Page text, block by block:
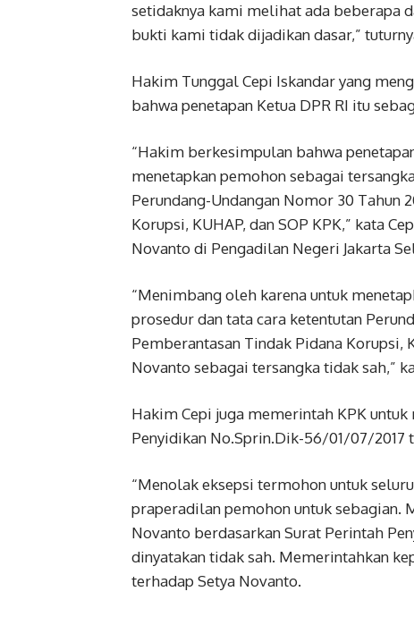
setidaknya kami melihat ada beberapa
bukti kami tidak dijadikan dasar,”
Hakim Tunggal Cepi Iskandar yang
bahwa penetapan Ketua DPR RI itu
“Hakim berkesimpulan bahwa
menetapkan pemohon sebagai
Perundang-Undangan Nomor 30 Tahun
Korupsi, KUHAP, dan SOP KPK,” kata
Novanto di Pengadilan Negeri Jakarta
“Menimbang oleh karena untuk
prosedur dan tata cara ketentutan
Pemberantasan Tindak Pidana Korupsi,
Novanto sebagai tersangka tidak sah,”
Hakim Cepi juga memerintah KPK
Penyidikan No.Sprin.Dik-56/01/07/2017
“Menolak eksepsi termohon untuk
praperadilan pemohon untuk sebagian.
Novanto berdasarkan Surat Perintah
dinyatakan tidak sah. Memerintahkan
terhadap Setya Novanto.